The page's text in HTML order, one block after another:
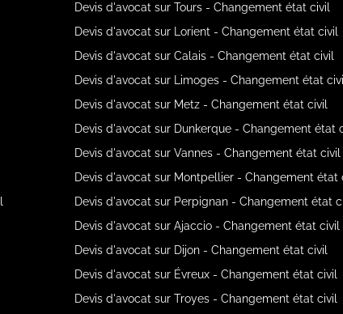
Devis d'avocat sur Tours - Changement état civil
Devis d'avocat sur Lorient - Changement état civil
Devis d'avocat sur Calais - Changement état civil
Devis d'avocat sur Limoges - Changement état civil
Devis d'avocat sur Metz - Changement état civil
Devis d'avocat sur Dunkerque - Changement état
Devis d'avocat sur Vannes - Changement état civil
Devis d'avocat sur Montpellier - Changement état
Devis d'avocat sur Perpignan - Changement état
Devis d'avocat sur Ajaccio - Changement état civil
Devis d'avocat sur Dijon - Changement état civil
Devis d'avocat sur Évreux - Changement état civil
Devis d'avocat sur Troyes - Changement état civil